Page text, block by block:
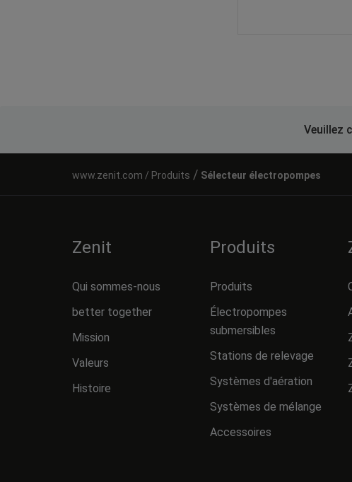
Veuillez
Produits / Sélecteur électropompes
Zenit
Qui sommes-nous
better together
Mission
Valeurs
Histoire
Produits
Produits
Électropompes
submersibles
Stations de relevage
Systèmes d'aération
Systèmes de mélange
Accessoires